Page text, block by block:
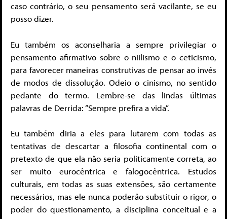
caso contrário, o seu pensamento será vacilante, se eu
posso dizer.
Eu também os aconselharia a sempre privilegiar o
pensamento afirmativo sobre o niilismo e o ceticismo,
para favorecer maneiras construtivas de pensar ao invés
de modos de dissolução. Odeio o cinismo, no sentido
pedante do termo. Lembre-se das lindas últimas
palavras de Derrida: “Sempre prefira a vida”.
Eu também diria a eles para lutarem com todas as
tentativas de descartar a filosofia continental com o
pretexto de que ela não seria politicamente correta, ao
ser muito eurocêntrica e falogocêntrica. Estudos
culturais, em todas as suas extensões, são certamente
necessários, mas ele nunca poderão substituir o rigor, o
poder do questionamento, a disciplina conceitual e a